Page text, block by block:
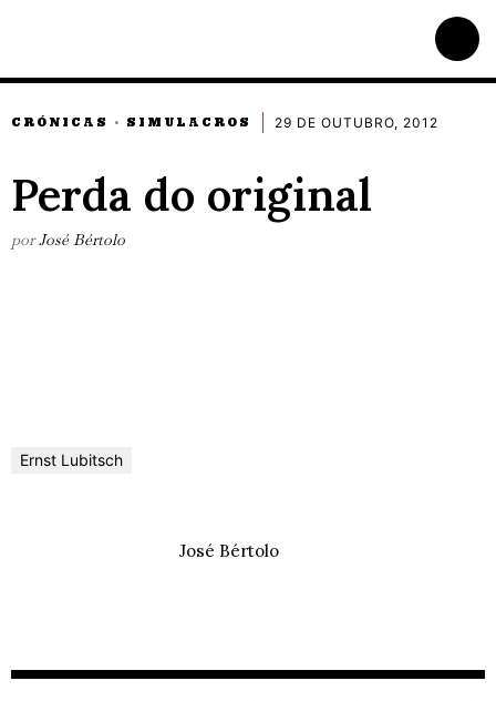
CRÓNICAS · SIMULACROS 29 DE OUTUBRO, 2012
Perda do original
porJosé Bértolo
Ernst Lubitsch
José Bértolo